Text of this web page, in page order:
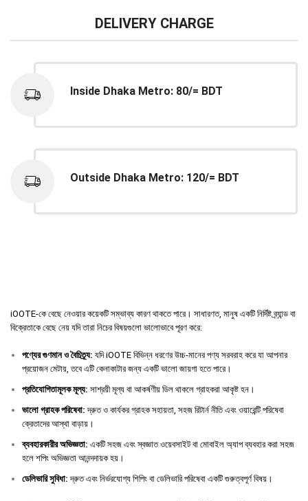
DELIVERY CHARGE
Inside Dhaka Metro: 80/= BDT
Outside Dhaka Metro: 120/= BDT
iOOTE-কে বেছে নেওয়ার কয়েকটি সম্ভাব্য কারণ থাকতে পারে। সাধারণত, মানুষ একটি নির্দিষ্ট ব্র্যান্ড বা
বিক্রেতাকে বেছে নেয় যদি তারা নিচের বিষয়গুলো ভালোভাবে পূরণ করে:
পণ্যের গুণমান ও বৈচিত্র্য: যদি iOOTE বিভিন্ন ধরণের উচ্চ-মানের পণ্য সরবরাহ করে যা আপনার
প্রয়োজন মেটায়, তবে এটি কেনাকাটার জন্য একটি ভালো জায়গা হতে পারে।
প্রতিযোগিতামূলক মূল্য: সাশ্রয়ী মূল্য বা আকর্ষণীয় ডিল থাকলে গ্রাহকরা আকৃষ্ট হন।
ভালো গ্রাহক পরিষেবা: দ্রুত ও কার্যকর গ্রাহক সহায়তা, সহজ রিটার্ন নীতি এবং ওয়ারেন্টি পরিষেবা
ক্রেতাদের আস্থা বাড়ায়।
ব্যবহারকারীর অভিজ্ঞতা: একটি সহজ এবং স্বজ্ঞাত ওয়েবসাইট বা মোবাইল অ্যাপ ব্যবহার করা সহজ
হলে শপিং অভিজ্ঞতা আনন্দদায়ক হয়।
ডেলিভারি সুবিধা: দ্রুত এবং নির্ভরযোগ্য শিপিং বা ডেলিভারি পরিষেবা একটি গুরুত্বপূর্ণ বিষয়।